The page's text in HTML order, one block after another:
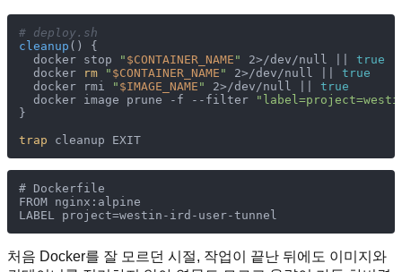
# deploy.sh
cleanup () {
  docker stop
" $CONTAINER_NAME " 2>/dev/null || true
  docker
rm " $CONTAINER_NAME " 2>/dev/null || true
  docker rmi
" $IMAGE_NAME " 2>/dev/null || true
  docker image prune -f --filter
}
trap
# Dockerfile
FROM nginx:alpine
처음 Docker를 잘 모르던 시절, 작업이 끝난 뒤에도 이미지와